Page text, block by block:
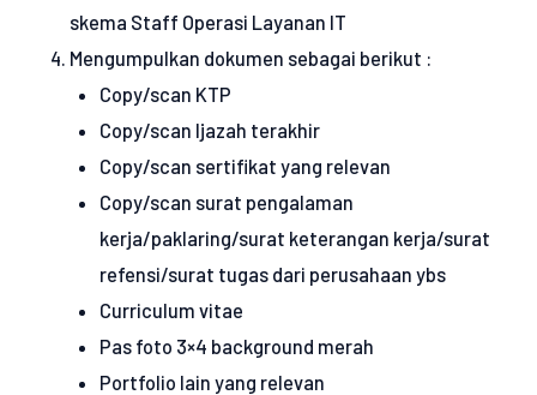
skema Staff Operasi Layanan IT
Mengumpulkan dokumen sebagai berikut :
Copy/scan KTP
Copy/scan Ijazah terakhir
Copy/scan sertifikat yang relevan
Copy/scan surat pengalaman
kerja/paklaring/surat keterangan kerja/surat
refensi/surat tugas dari perusahaan ybs
Curriculum vitae
Pas foto 3×4 background merah
Portfolio lain yang relevan